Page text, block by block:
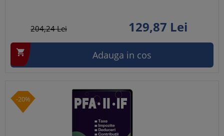
204,24Lei 129,87 Lei
 Adauga in cos
-20%